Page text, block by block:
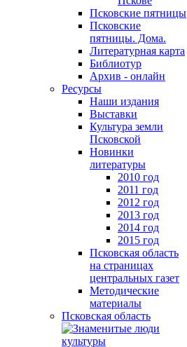
Псковские пятницы
Псковские
пятницы. Дома.
Литературная карта
Библиотур
Архив - онлайн
Ресурсы
Наши издания
Выставки
Культура земли
Псковской
Новинки
литературы
2010 год
2011 год
2012 год
2013 год
2014 год
2015 год
Псковская область
на страницах
центральных газет
Методические
материалы
Псковская область